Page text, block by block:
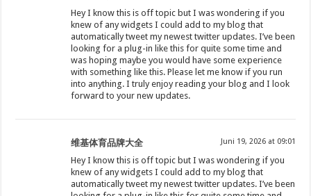
Hey I know this is off topic but I was wondering if you
knew of any widgets I could add to my blog that
automatically tweet my newest twitter updates. I’ve been
looking for a plug-in like this for quite some time and
was hoping maybe you would have some experience
with something like this. Please let me know if you run
into anything. I truly enjoy reading your blog and I look
forward to your new updates.
维基体育品牌大全 Juni 19, 2026 at 09:01
Hey I know this is off topic but I was wondering if you
knew of any widgets I could add to my blog that
automatically tweet my newest twitter updates. I’ve been